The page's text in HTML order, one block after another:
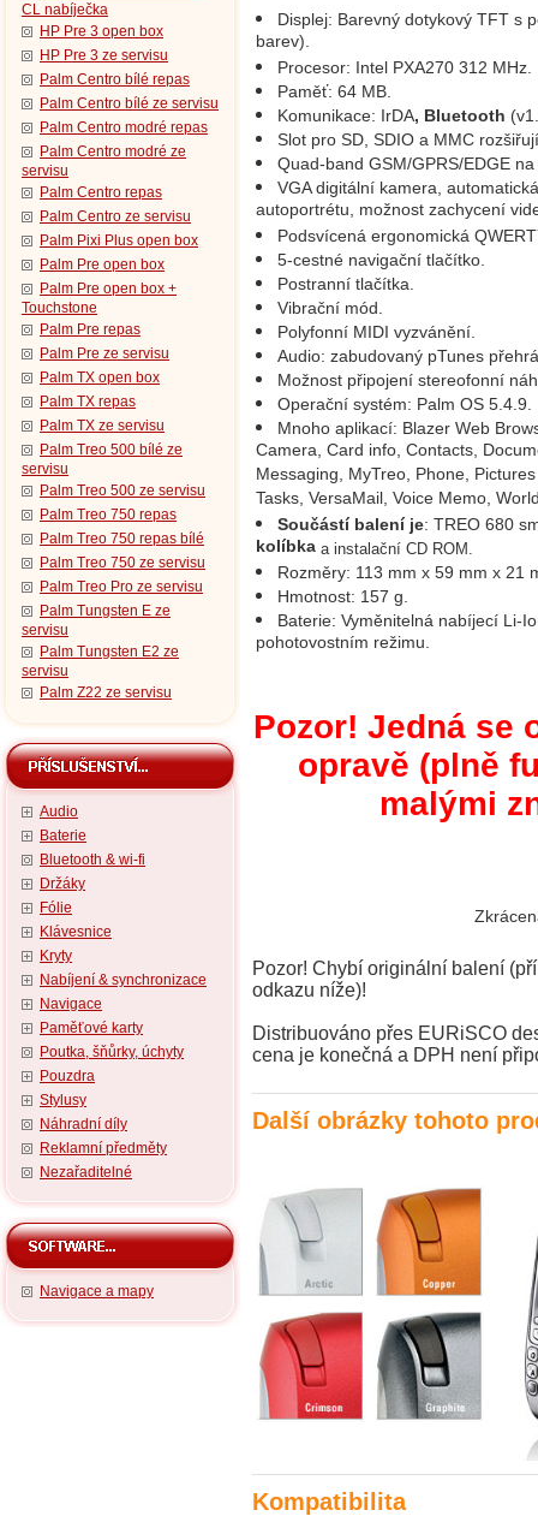
CL nabíječka
HP Pre 3 open box
HP Pre 3 ze servisu
Palm Centro bílé repas
Palm Centro bílé ze servisu
Palm Centro modré repas
Palm Centro modré ze
servisu
Palm Centro repas
Palm Centro ze servisu
Palm Pixi Plus open box
Palm Pre open box
Palm Pre open box +
Touchstone
Palm Pre repas
Palm Pre ze servisu
Palm TX open box
Palm TX repas
Palm TX ze servisu
Palm Treo 500 bílé ze
servisu
Palm Treo 500 ze servisu
Palm Treo 750 repas
Palm Treo 750 repas bílé
Palm Treo 750 ze servisu
Palm Treo Pro ze servisu
Palm Tungsten E ze
servisu
Palm Tungsten E2 ze
servisu
Palm Z22 ze servisu
Audio
Baterie
Bluetooth & wi-fi
Držáky
Fólie
Klávesnice
Kryty
Nabíjení & synchronizace
Navigace
Paměťové karty
Poutka, šňůrky, úchyty
Pouzdra
Stylusy
Náhradní díly
Reklamní předměty
Nezařaditelné
Navigace a mapy
Displej: Barevný dotykový TFT s
barev).
Procesor: Intel PXA270 312 MHz.
Paměť: 64 MB.
Komunikace: IrDA, Bluetooth
Slot pro SD, SDIO a MMC
Quad-band GSM/GPRS/EDGE
VGA digitální kamera,
autoportrétu, možnost zachycení
Podsvícená ergonomická
5-cestné navigační tlačítko.
Postranní tlačítka.
Vibrační mód.
Polyfonní MIDI vyzvánění.
Audio: zabudovaný pTunes
Možnost připojení stereofonní
Operační systém: Palm OS 5.4.9.
Mnoho aplikací: Blazer Web
Camera, Card info, Contacts,
Messaging, MyTreo, Phone,
Tasks, VersaMail, Voice Memo,
Součástí balení je: TREO 680
kolíbka a instalační CD ROM.
Rozměry: 113 mm x 59 mm x 21
Hmotnost: 157 g.
Baterie: Vyměnitelná nabíjecí Li-
pohotovostním režimu.
Pozor! Jedná se
opravě (plně
malými
Pozor! Chybí originální balení
odkazu níže)!
Distribuováno přes EURiSCO
cena je konečná a DPH není
Další obrázky tohoto
Kompatibilita